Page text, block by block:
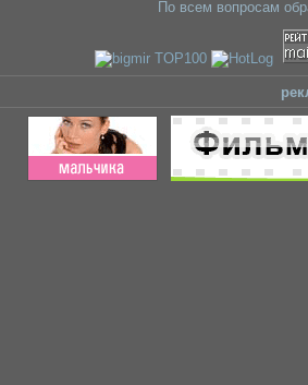
По всем вопросам